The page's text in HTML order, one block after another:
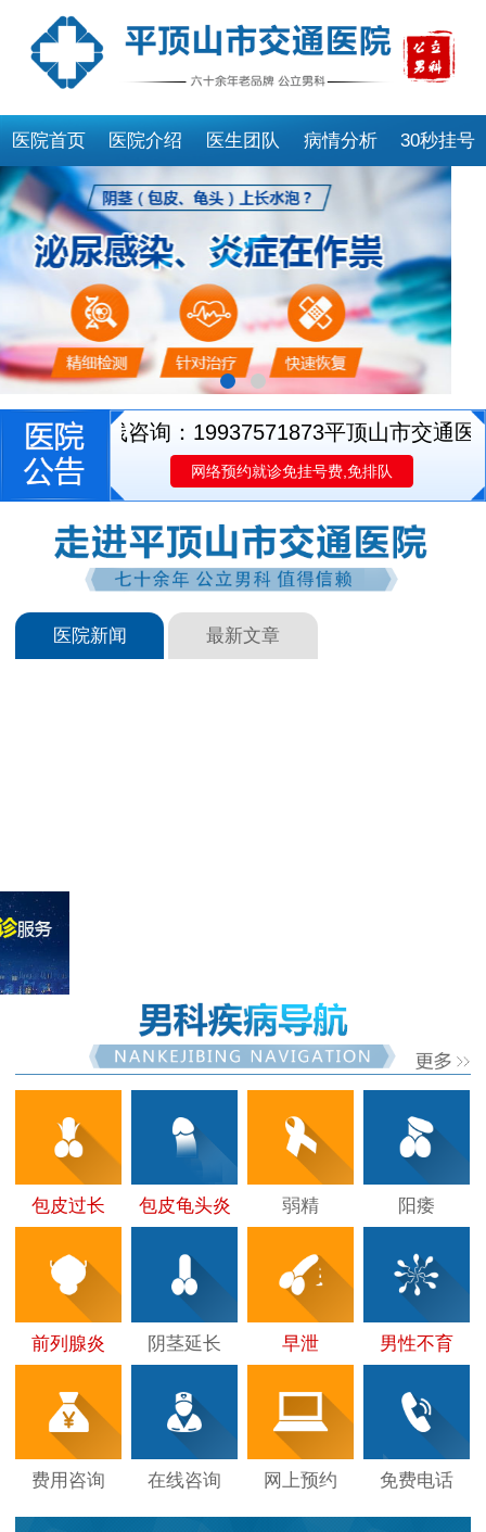
医院首页 医院介绍 医生团队 病情分析 30秒挂号
专线!专线咨询：19937571873平顶山市交通医
网络预约就诊免挂号费,免排队
医院新闻 最新文章
包皮过长 包皮龟头炎 弱精 阳痿
前列腺炎 阴茎延长 早泄 男性不育
费用咨询 在线咨询 网上预约 免费电话